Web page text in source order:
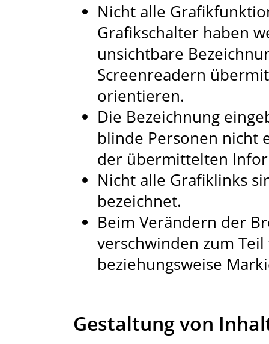
Nicht alle
Grafikschalter haben
unsichtbare
Screenreadern
orientieren.
Die Bezeichnung
blinde Personen nicht
der übermittelten
Nicht alle Grafiklinks
bezeichnet.
Beim Verändern der
verschwinden zum
beziehungsweise
Gestaltung von